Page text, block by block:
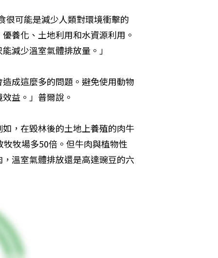
很可能是減少人類對環境衝擊的
養化、土地利用和水資源利用。
減少溫室氣體排放量。」
成這麼多的問題。避免使用動物
益。」普爾說。
，在毀林後的土地上養殖的肉牛
牧場多50倍。但牛肉與植物性
溫室氣體排放還是高達豌豆的六